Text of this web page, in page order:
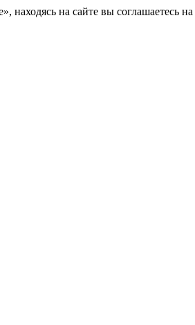
на сайте вы соглашаетесь на